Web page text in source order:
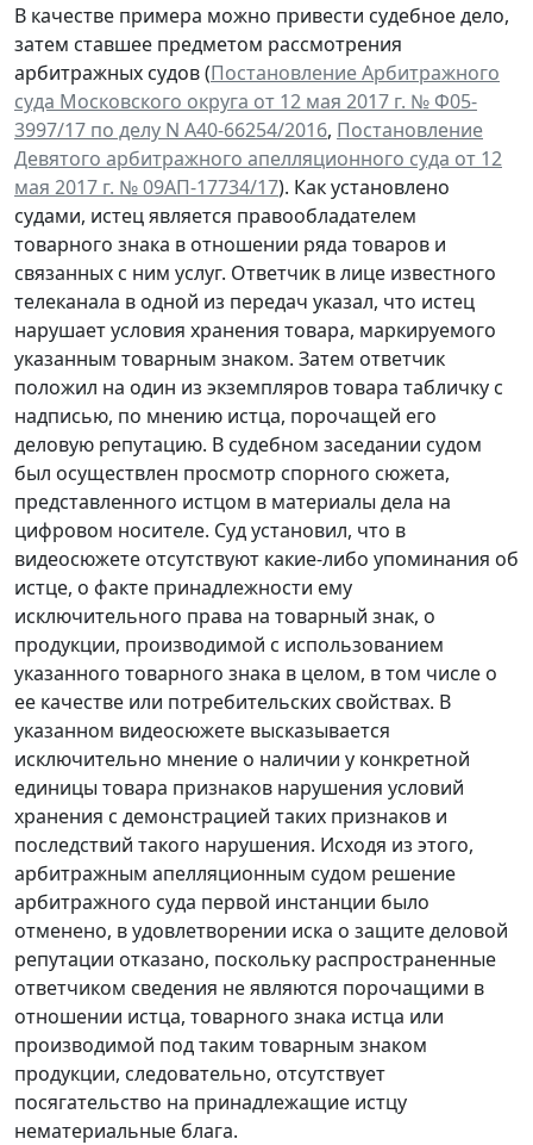
В качестве примера можно привести судебное дело,
затем ставшее предметом рассмотрения
арбитражных судов (Постановление Арбитражного
суда Московского округа от 12 мая 2017 г. № Ф05-
3997/17 по делу N А40-66254/2016, Постановление
Девятого арбитражного апелляционного суда от 12
мая 2017 г. № 09АП-17734/17). Как установлено
судами, истец является правообладателем
товарного знака в отношении ряда товаров и
связанных с ним услуг. Ответчик в лице известного
телеканала в одной из передач указал, что истец
нарушает условия хранения товара, маркируемого
указанным товарным знаком. Затем ответчик
положил на один из экземпляров товара табличку с
надписью, по мнению истца, порочащей его
деловую репутацию. В судебном заседании судом
был осуществлен просмотр спорного сюжета,
представленного истцом в материалы дела на
цифровом носителе. Суд установил, что в
видеосюжете отсутствуют какие-либо упоминания об
истце, о факте принадлежности ему
исключительного права на товарный знак, о
продукции, производимой с использованием
указанного товарного знака в целом, в том числе о
ее качестве или потребительских свойствах. В
указанном видеосюжете высказывается
исключительно мнение о наличии у конкретной
единицы товара признаков нарушения условий
хранения с демонстрацией таких признаков и
последствий такого нарушения. Исходя из этого,
арбитражным апелляционным судом решение
арбитражного суда первой инстанции было
отменено, в удовлетворении иска о защите деловой
репутации отказано, поскольку распространенные
ответчиком сведения не являются порочащими в
отношении истца, товарного знака истца или
производимой под таким товарным знаком
продукции, следовательно, отсутствует
посягательство на принадлежащие истцу
нематериальные блага.